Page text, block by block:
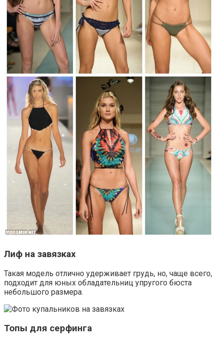
Лиф на завязках
Такая модель отлично удерживает грудь, но, чаще всего,
подходит для юных обладательниц упругого бюста
небольшого размера.
Топы для серфинга